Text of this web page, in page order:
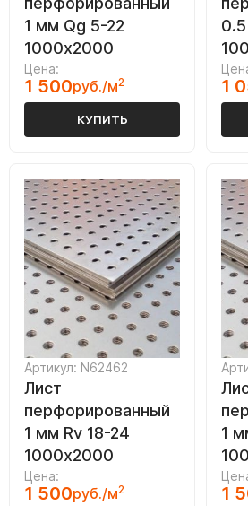
1 мм Qg 5-22
1000х2000
Цена:
1 500руб./м2
КУПИТЬ
1
Артикул: N62462
Лист
перфорированный
1 мм Rv 18-24
1000х2000
Цена:
1 500руб./м2
1
1